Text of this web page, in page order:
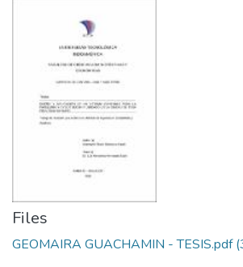
Files
GEOMAIRA GUACHAMIN - TESIS.pdf